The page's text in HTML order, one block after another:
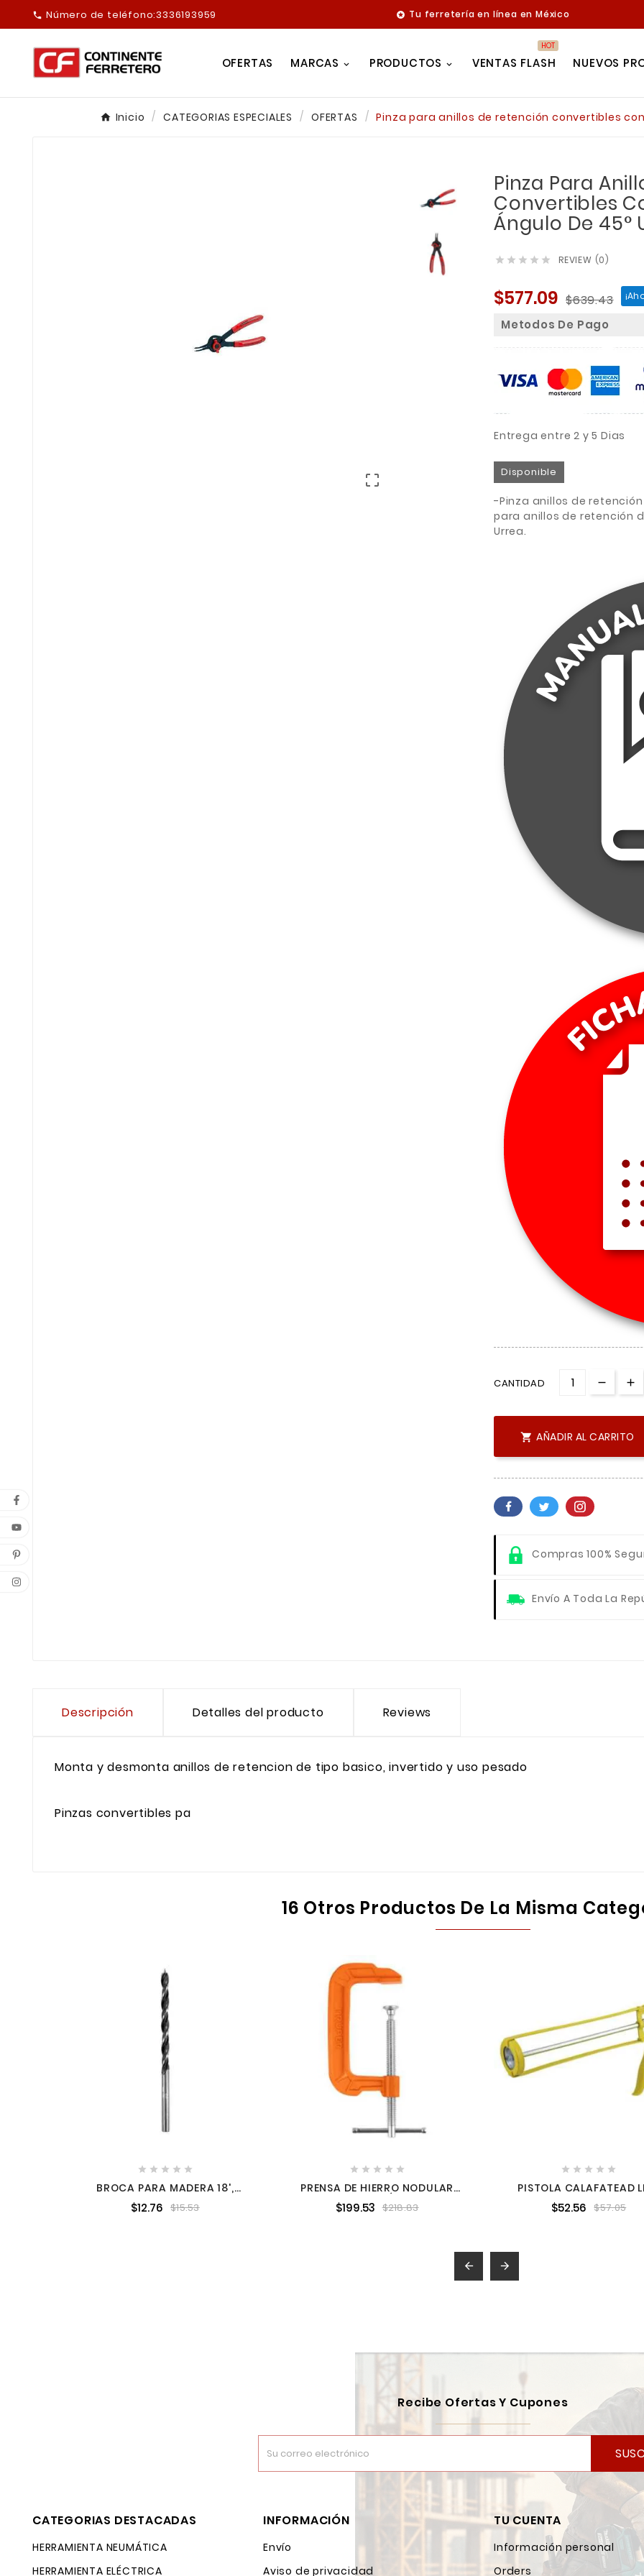
 Número de teléfono:3336193959  Tu ferretería en línea en México
OFERTAS MARCAS PRODUCTOS VENTAS FLASH
HOT
NUEVOS
Inicio CATEGORIAS ESPECIALES OFERTAS Pinza para anillos de retención convertibles

Pinza Para
Convertibles
Ángulo De 45°
     REVIEW (0)
$577.09 $639.43
Metodos De Pago
Entrega entre 2 y 5 Dias
Disponible
-Pinza anillos de
para anillos de retención
Urrea.
CANTIDAD
 AÑADIR AL CARRITO
Compras 100%
Envío A Toda La
Descripción Detalles del producto Reviews
Monta y desmonta anillos de retencion de tipo basico, invertido y uso pesado
Pinzas convertibles pa
16 Otros Productos De La Misma
    
BROCA PARA MADERA 18',
TRUPER TRUP-101626
$12.76 $15.53
    
PRENSA DE HIERRO NODULAR
PARA CARPINTERÍA 5" TRUPER
17662
$199.53 $218.83
    
PISTOLA CALAFATEAD
$52.56 $57.05
 
Recibe Ofertas Y Cupones
CATEGORIAS DESTACADAS
HERRAMIENTA NEUMÁTICA
HERRAMIENTA ELÉCTRICA
INFORMACIÓN
Envío
Aviso de privacidad
TU CUENTA
Información personal
Orders